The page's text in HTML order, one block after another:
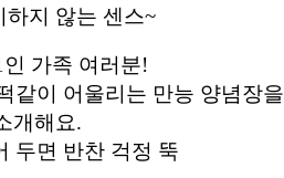
하지 않는 센스~
가족 여러분!
같이 어울리는 만능 양념장을
개해요.
두면 반찬 걱정 뚝